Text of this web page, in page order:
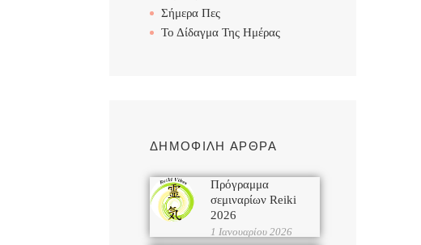
Σήμερα Πες
Το Δίδαγμα Της Ημέρας
ΔΗΜΟΦΙΛΗ ΑΡΘΡΑ
Πρόγραμμα
σεμιναρίων Reiki
2026
1 Ιανουαρίου 2026